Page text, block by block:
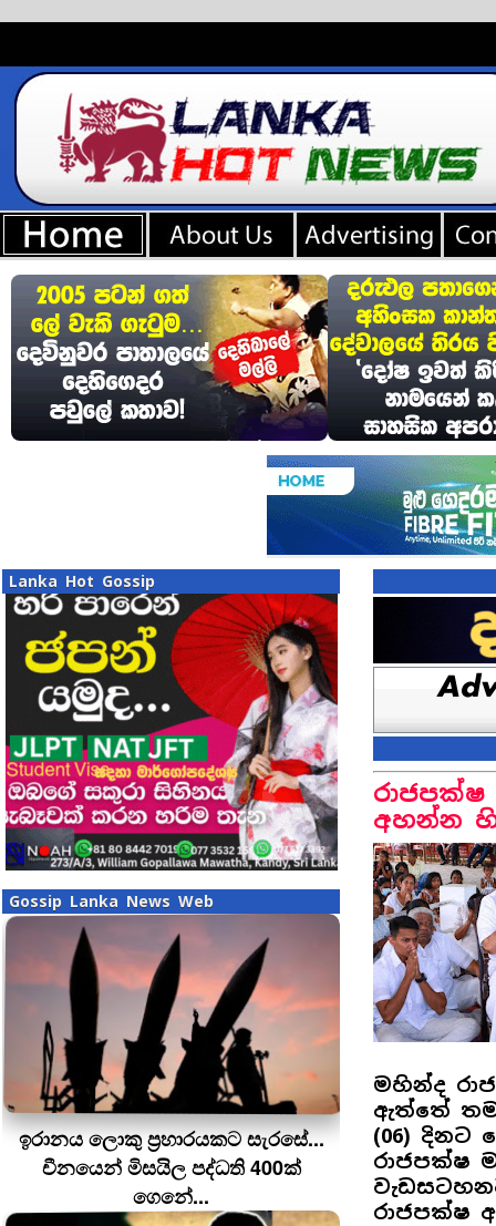
Lanka Hot Gossip
Gossip Lanka News Web
ඉරානය ලොකු ප‍්‍රහාරයකට සැරසේ...
චීනයෙන් මිසයිල පද්ධති 400ක්
ගෙනේ...
අහන්න
මහින්ද
ඇත්තේ
(06) දිනට
රාජපක්ෂ
රාජපක්ෂ